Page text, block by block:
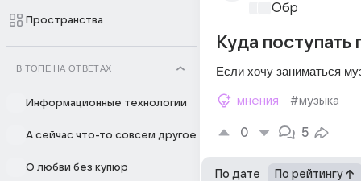
Пространства
В ТОПЕ НА ОТВЕТАХ
Информационные технологии
А сейчас что-то совсем другое
О любви без купюр
Куда поступать
Если хочу заниматься
мнения #музыка
0 5
По дате По рейтингу